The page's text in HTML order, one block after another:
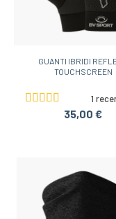
GUANTI IBRIDI
TOUCHSCREEN
1
35,00 €